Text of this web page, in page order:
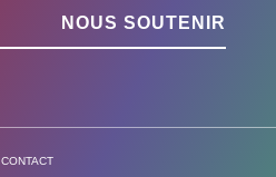
NOUS SOUTENIR
CONTACT